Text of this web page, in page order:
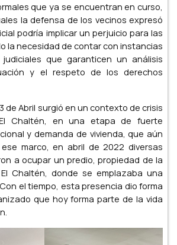
que ya se encuentran en curso,
la defensa de los vecinos expresó
podría implicar un perjuicio para las
la necesidad de contar con instancias
que garanticen un análisis
y el respeto de los derechos
de Abril surgió en un contexto de crisis
Chaltén, en una etapa de fuerte
y demanda de vivienda, que aún
marco, en abril de 2022 diversas
a ocupar un predio, propiedad de la
Chaltén, donde se emplazaba una
el tiempo, esta presencia dio forma
que hoy forma parte de la vida